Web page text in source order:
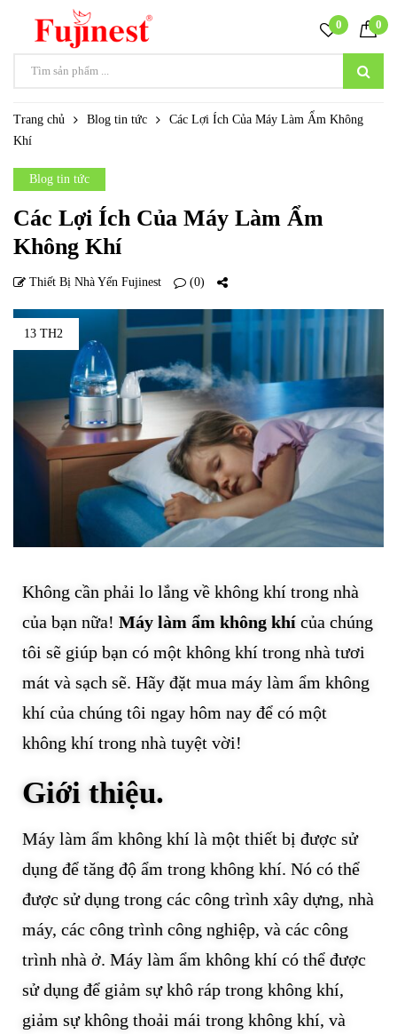
0 0
Trang chủ Blog tin tức
Các Lợi Ích Của Máy Làm Ẩm Không
Khí
Blog tin tức
Các Lợi Ích Của Máy Làm Ẩm
Không Khí
Thiết Bị Nhà Yến Fujinest (0)
13 TH2
Không cần phải lo lắng về không khí trong nhà
của bạn nữa! Máy làm ẩm không khí của chúng
tôi sẽ giúp bạn có một không khí trong nhà tươi
mát và sạch sẽ. Hãy đặt mua máy làm ẩm không
khí của chúng tôi ngay hôm nay để có một
không khí trong nhà tuyệt vời!
Giới thiệu.
Máy làm ẩm không khí là một thiết bị được sử
dụng để tăng độ ẩm trong không khí. Nó có thể
được sử dụng trong các công trình xây dựng, nhà
máy, các công trình công nghiệp, và các công
trình nhà ở. Máy làm ẩm không khí có thể được
sử dụng để giảm sự khô ráp trong không khí,
giảm sự không thoải mái trong không khí, và